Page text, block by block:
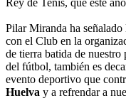
Rey de Tenis, que este
Pilar Miranda ha
con el Club en la
de tierra batida de nuestro
del fútbol, también es
evento deportivo que
Huelva y a refrendar a